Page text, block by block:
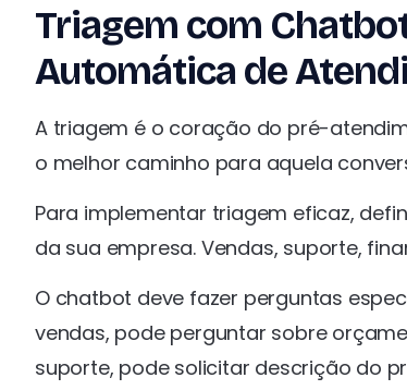
Triagem com
Automática de
A triagem é o coração do pré-
o melhor caminho para aquela
Para implementar triagem eficaz,
da sua empresa. Vendas, suporte,
O chatbot deve fazer perguntas
vendas, pode perguntar sobre
suporte, pode solicitar descrição do